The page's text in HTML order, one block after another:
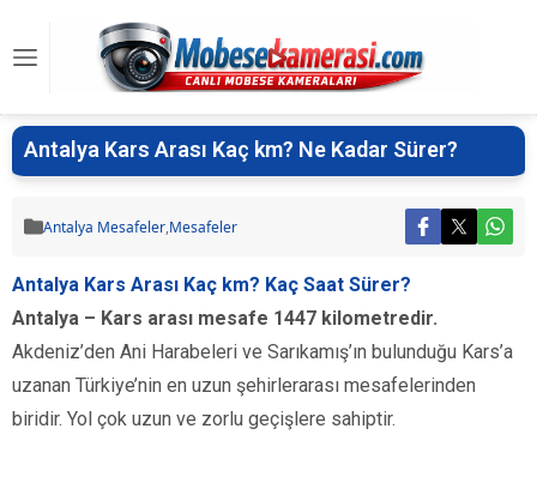
Antalya Kars Arası Kaç km? Ne Kadar Sürer?
Antalya Mesafeler,Mesafeler
Antalya Kars Arası Kaç km? Kaç Saat Sürer?
Antalya – Kars arası mesafe 1447 kilometredir.
Akdeniz’den Ani Harabeleri ve Sarıkamış’ın bulunduğu Kars’a
uzanan Türkiye’nin en uzun şehirlerarası mesafelerinden
biridir. Yol çok uzun ve zorlu geçişlere sahiptir.